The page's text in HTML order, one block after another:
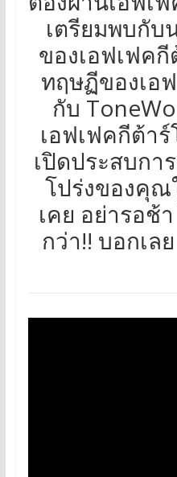
เตรียมพบกับ
ของเอฟเฟค
ทฤษฏีของเอ
กับ
เอฟเฟคกีต้า
เปิดประสบกา
โปร่งของคุณ
เคย อย่ารอช้
กว่า!! บอกเล